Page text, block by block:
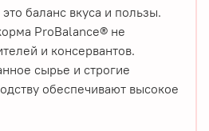
баланс вкуса и пользы.
ProBalance® не
и консервантов.
сырье и строгие
обеспечивают высокое